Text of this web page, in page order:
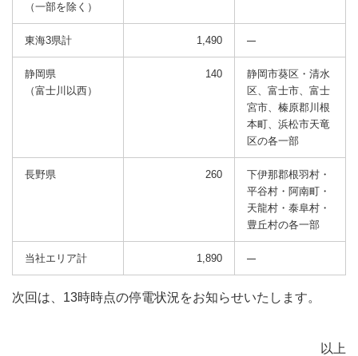
（一部を除く）
東海3県計 1,490
静岡県
（富士川以西）
140
静岡市葵区・清水
区、富士市、富士
宮市、 榛原郡川根
本町、浜松市天竜
区の各一部
長野県 260
下伊那郡根羽村・
平谷村・阿南町・
天龍村・泰阜村・
豊丘村の各一部
当社エリア計 1,890
次回は、13時時点の停電状況をお知らせいたします。
以上